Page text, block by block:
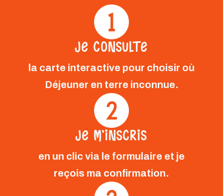
JE CONSULTE
la carte interactive pour choisir où
Déjeuner en terre inconnue.
JE M’INSCRIS
en un clic via le formulaire et je
reçois ma confirmation.